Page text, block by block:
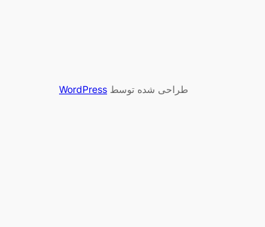
طراحی شده توسط WordPress